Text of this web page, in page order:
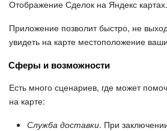
Отображение Сделок на Яндекс картах.
Приложение позволит быстро, не
увидеть на карте местоположение
Сферы и возможности
Есть много сценариев, где может
на карте:
Служба доставки. При